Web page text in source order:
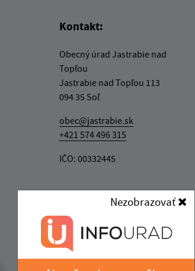
Nezobrazovať
Kontakt:
Obecný úrad Jastrabie nad
Topľou
Jastrabie nad Topľou 113
094 35 Soľ
obec@jastrabie.sk
+421 574 496 315
IČO: 00332445